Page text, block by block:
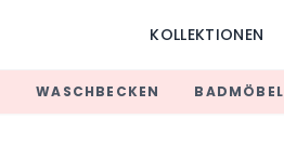
KOLLEKTIONEN
WASCHBECKEN BADMÖBEL